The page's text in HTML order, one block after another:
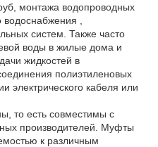
монтажа водопроводных
водоснабжения ,
систем. Также часто
воды в жилые дома и
жидкостей в
полиэтиленовых
электрического кабеля или
то есть совместимы с
производителей. Муфты
к различным